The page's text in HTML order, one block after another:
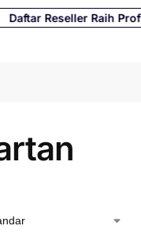
Reseller Raih Profit